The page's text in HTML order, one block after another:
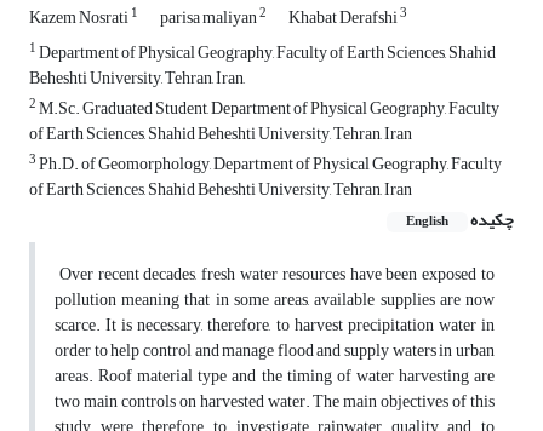
Kazem Nosrati1 parisa maliyan2 Khabat Derafshi3
1Department of Physical Geography, Faculty of Earth Sciences, Shahid
Beheshti University, Tehran, Iran,
2M.Sc. Graduated Student, Department of Physical Geography, Faculty
of Earth Sciences, Shahid Beheshti University, Tehran, Iran
3Ph.D. of Geomorphology, Department of Physical Geography, Faculty
of Earth Sciences, Shahid Beheshti University, Tehran, Iran
چکیده
English
Over recent decades, fresh water resources have been exposed to
pollution meaning that in some areas, available supplies are now
scarce. It is necessary, therefore, to harvest precipitation water in
order to help control and manage flood and supply waters in urban
areas. Roof material type and the timing of water harvesting are
two main controls on harvested water. The main objectives of this